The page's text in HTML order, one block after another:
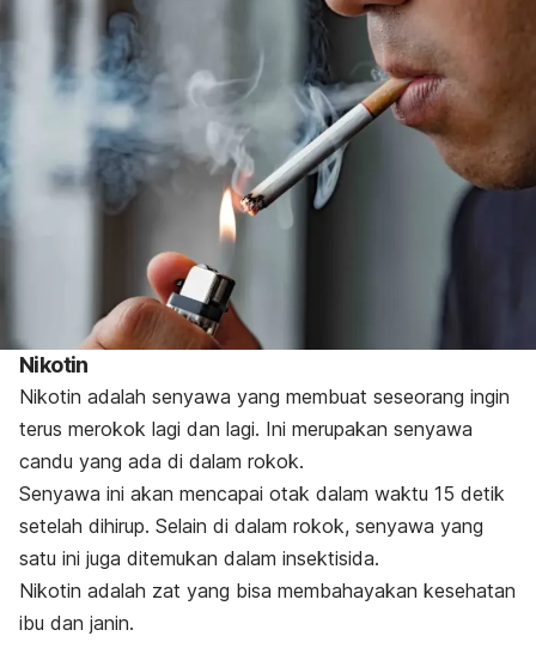
Nikotin
Nikotin adalah senyawa yang membuat seseorang ingin
terus merokok lagi dan lagi. Ini merupakan senyawa
candu yang ada di dalam rokok.
Senyawa ini akan mencapai otak dalam waktu 15 detik
setelah dihirup. Selain di dalam rokok, senyawa yang
satu ini juga ditemukan dalam insektisida.
Nikotin adalah zat yang bisa membahayakan kesehatan
ibu dan janin.